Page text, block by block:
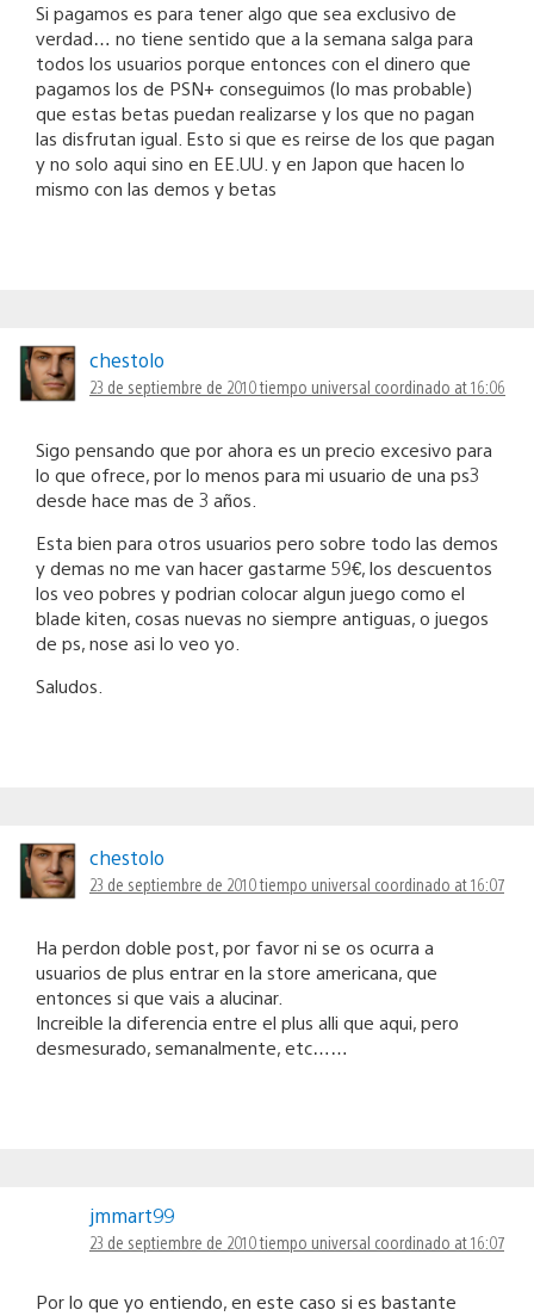
Si pagamos es para tener algo que sea exclusivo de
verdad… no tiene sentido que a la semana salga para
todos los usuarios porque entonces con el dinero que
pagamos los de PSN+ conseguimos (lo mas probable)
que estas betas puedan realizarse y los que no pagan
las disfrutan igual. Esto si que es reirse de los que pagan
y no solo aqui sino en EE.UU. y en Japon que hacen lo
mismo con las demos y betas
chestolo
23 de septiembre de 2010 tiempo universal coordinado at 16:06
Sigo pensando que por ahora es un precio excesivo para
lo que ofrece, por lo menos para mi usuario de una ps3
desde hace mas de 3 años.
Esta bien para otros usuarios pero sobre todo las demos
y demas no me van hacer gastarme 59€, los descuentos
los veo pobres y podrian colocar algun juego como el
blade kiten, cosas nuevas no siempre antiguas, o juegos
de ps, nose asi lo veo yo.
Saludos.
chestolo
23 de septiembre de 2010 tiempo universal coordinado at 16:07
Ha perdon doble post, por favor ni se os ocurra a
usuarios de plus entrar en la store americana, que
entonces si que vais a alucinar.
Increible la diferencia entre el plus alli que aqui, pero
desmesurado, semanalmente, etc……
jmmart99
23 de septiembre de 2010 tiempo universal coordinado at 16:07
Por lo que yo entiendo, en este caso si es bastante